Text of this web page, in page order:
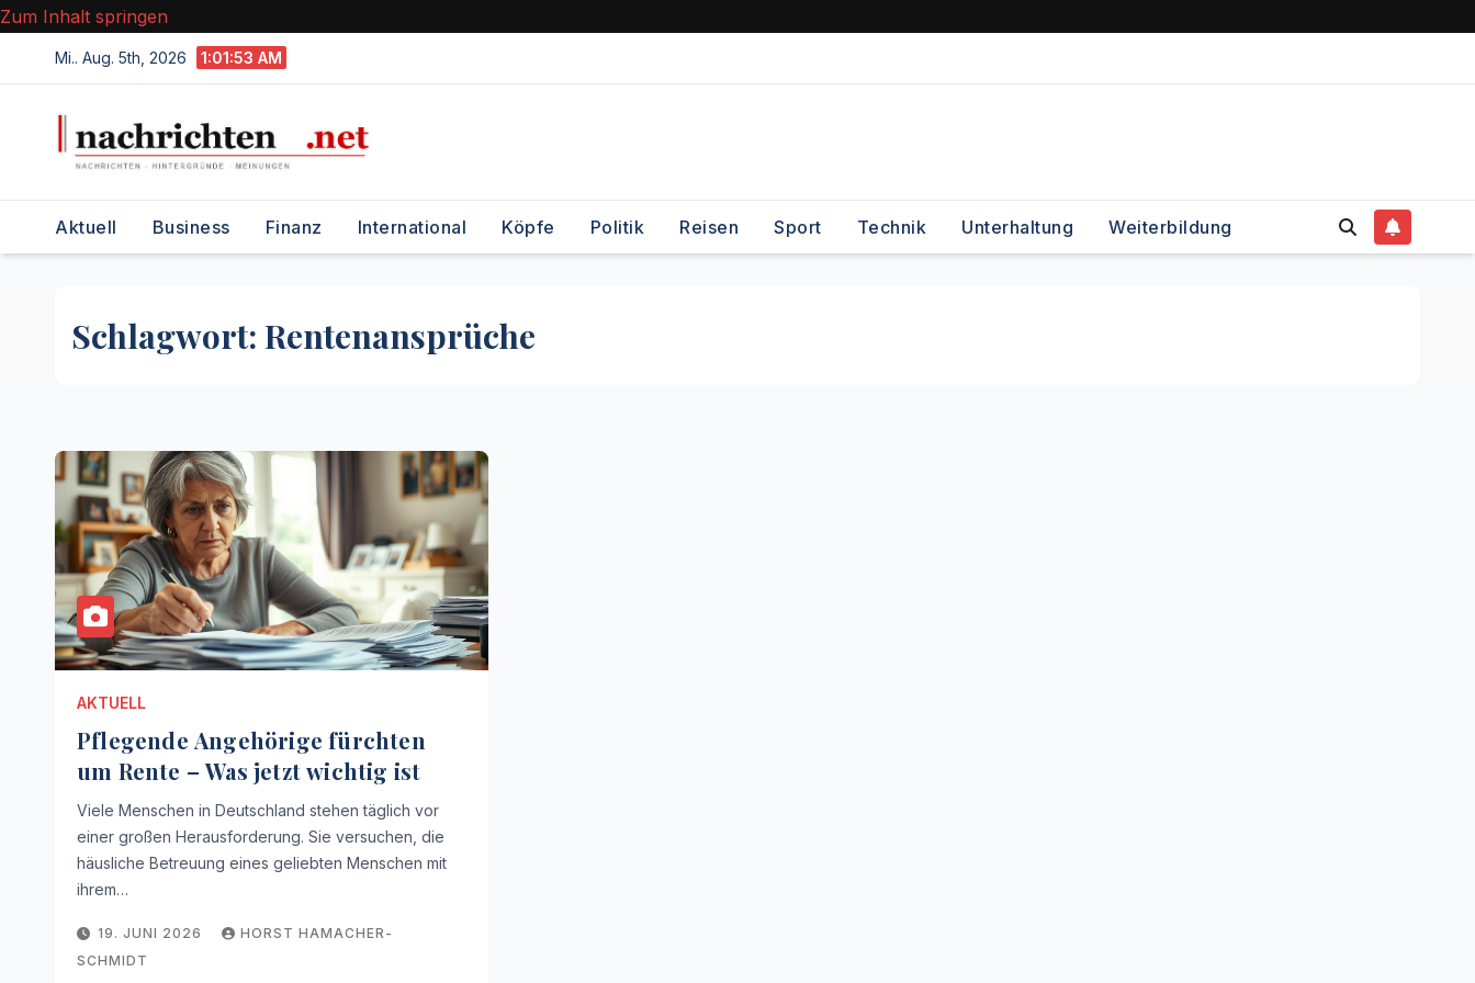
Zum Inhalt springen
Mi.. Aug. 5th, 2026 1:01:53 AM
Aktuell Business Finanz International Köpfe Politik Reisen Sport Technik Unterhaltung Weiterbildung
Schlagwort: Rentenansprüche
AKTUELL
Pflegende Angehörige fürchten
um Rente – Was jetzt wichtig ist
Viele Menschen in Deutschland stehen täglich vor
einer großen Herausforderung. Sie versuchen, die
häusliche Betreuung eines geliebten Menschen mit
ihrem…
19. JUNI 2026
HORST HAMACHER-
SCHMIDT